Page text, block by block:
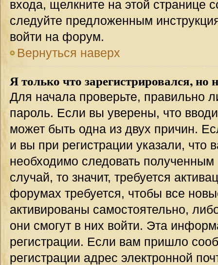
входа, щелкните на этой странице
следуйте предложенным
войти на форум.
Вернуться наверх
Я только что зарегистрировался, но
Для начала проверьте, правильно
пароль. Если вы уверены, что
может быть одна из двух причин.
и вы при регистрации указали, что
необходимо следовать
случай, то значит, требуется
форумах требуется, чтобы все
активированы самостоятельно,
они смогут в них войти. Эта
регистрации. Если вам пришло
регистрации адрес электронной